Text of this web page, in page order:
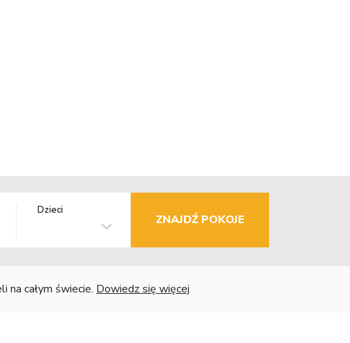
Dzieci
ZNAJDŹ POKOJE
na całym świecie. Dowiedz się więcej